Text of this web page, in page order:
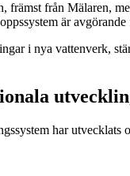
främst från Mälaren,
är
i nya vattenverk,
har utvecklats